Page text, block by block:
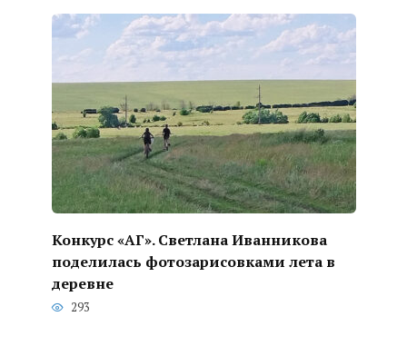
Конкурс «АГ». Светлана Иванникова
поделилась фотозарисовками лета в
деревне
293